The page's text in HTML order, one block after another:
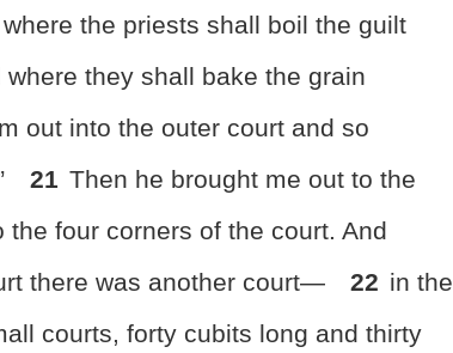
where the priestsshall boil the guilt
wherethey shall bake the grain
out into the outer court and so
21 Then he brought me out to the
four corners of the court. And
there was another court—
22 in the
courts, forty cubits long and thirty